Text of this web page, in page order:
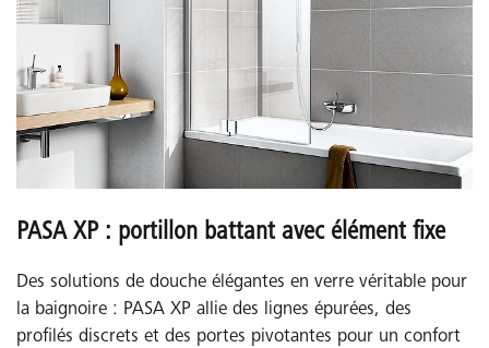
PASA XP : portillon battant avec élément fixe
Des solutions de douche élégantes en verre véritable pour
la baignoire : PASA XP allie des lignes épurées, des
profilés discrets et des portes pivotantes pour un confort